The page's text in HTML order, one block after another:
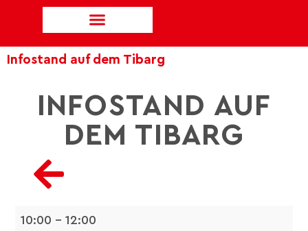
Infostand auf dem Tibarg
INFOSTAND AUF
DEM TIBARG
10:00 –12:00